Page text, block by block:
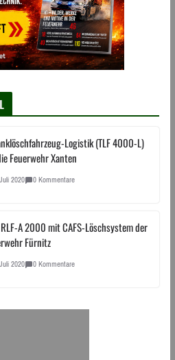
Logistik (TLF 4000-L)
Feuerwehr Xanten
2020 0 Kommentare
A 2000 mit CAFS-Löschsystem der
Fürnitz
2020 0 Kommentare